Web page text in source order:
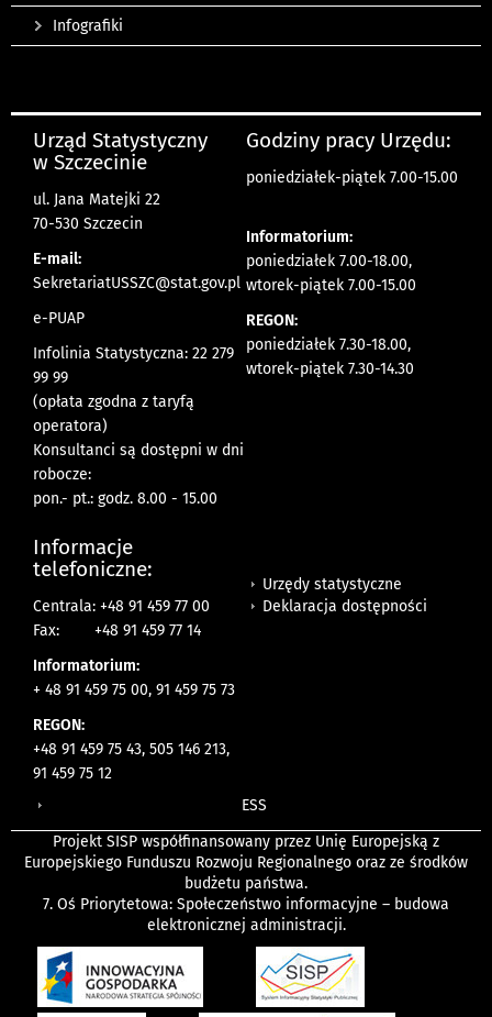
Infografiki
Urząd Statystyczny
w Szczecinie
ul. Jana Matejki 22
70-530 Szczecin
E-mail:
SekretariatUSSZC@stat.gov.pl
e-PUAP
Infolinia Statystyczna: 22 279
99 99
(opłata zgodna z taryfą
operatora)
Konsultanci są dostępni w dni
robocze:
pon.- pt.: godz. 8.00 - 15.00
Godziny pracy Urzędu:
poniedziałek-piątek 7.00-15.00
Informatorium:
poniedziałek 7.00-18.00,
wtorek-piątek 7.00-15.00
REGON:
poniedziałek 7.30-18.00,
wtorek-piątek 7.30-14.30
Informacje
telefoniczne:
Centrala: +48 91 459 77 00
Fax:
+48 91 459 77 14
Informatorium:
+ 48 91 459 75 00, 91 459 75 73
REGON:
+48 91 459 75 43, 505 146 213,
91 459 75 12
Urzędy statystyczne
Deklaracja dostępności
ESS
Projekt SISP współfinansowany przez Unię Europejską z
Europejskiego Funduszu Rozwoju Regionalnego oraz ze środków
budżetu państwa.
7. Oś Priorytetowa: Społeczeństwo informacyjne – budowa
elektronicznej administracji.